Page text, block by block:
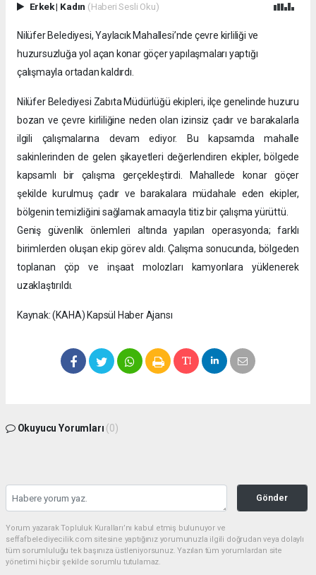
Erkek| Kadın (Haberi Sesli Oku)
Nilüfer Belediyesi, Yaylacık Mahallesi’nde çevre kirliliği ve
huzursuzluğa yol açan konar göçer yapılaşmaları yaptığı
çalışmayla ortadan kaldırdı.
Nilüfer Belediyesi Zabıta Müdürlüğü ekipleri, ilçe genelinde huzuru
bozan ve çevre kirliliğine neden olan izinsiz çadır ve barakalarla
ilgili çalışmalarına devam ediyor. Bu kapsamda mahalle
sakinlerinden de gelen şikayetleri değerlendiren ekipler, bölgede
kapsamlı bir çalışma gerçekleştirdi. Mahallede konar göçer
şekilde kurulmuş çadır ve barakalara müdahale eden ekipler,
bölgenin temizliğini sağlamak amacıyla titiz bir çalışma yürüttü.
Geniş güvenlik önlemleri altında yapılan operasyonda; farklı
birimlerden oluşan ekip görev aldı. Çalışma sonucunda, bölgeden
toplanan çöp ve inşaat molozları kamyonlara yüklenerek
uzaklaştırıldı.
Kaynak: (KAHA) Kapsül Haber Ajansı
Okuyucu Yorumları (0)
Gönder
Yorum yazarak Topluluk Kuralları’nı kabul etmiş bulunuyor ve
seffafbelediyecilik.com sitesine yaptığınız yorumunuzla ilgili doğrudan veya dolaylı
tüm sorumluluğu tek başınıza üstleniyorsunuz. Yazılan tüm yorumlardan site
yönetimi hiçbir şekilde sorumlu tutulamaz.